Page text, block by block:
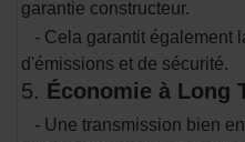
garantie constructeur.
- Cela garantit également
d'émissions et de sécurité.
5. Économie à Long
- Une transmission bien